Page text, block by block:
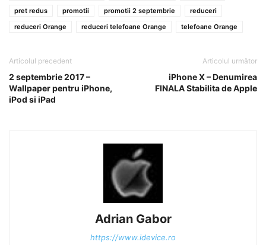
pret redus
promotii promotii 2 septembrie
reduceri
reduceri Orange
reduceri telefoane Orange telefoane Orange
Articolul precedent
2 septembrie 2017 –
Wallpaper pentru iPhone,
iPod si iPad
Articolul următor
iPhone X – Denumirea
FINALA Stabilita de Apple
Adrian Gabor
https://www.idevice.ro